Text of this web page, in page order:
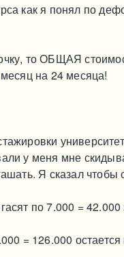
как я понял по
то ОБЩАЯ
на 24 месяца!
у меня мне
Я сказал чтобы
по 7.000 = 42.000
= 126.000